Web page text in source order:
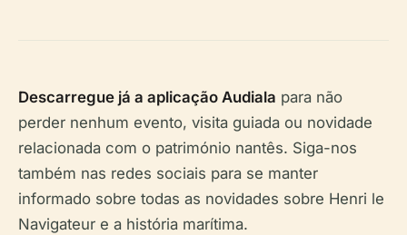
Descarregue já a aplicação Audiala para não
perder nenhum evento, visita guiada ou novidade
relacionada com o património nantês. Siga-nos
também nas redes sociais para se manter
informado sobre todas as novidades sobre Henri le
Navigateur e a história marítima.